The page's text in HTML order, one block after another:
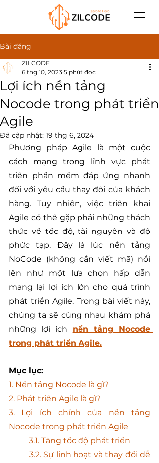
Bài đăng
Lợi ích nền tảng
Nocode trong phát triển
Agile
ZILCODE
6 thg 10, 2023 5 phút đọc
Đã cập nhật: 19 thg 6, 2024
Phương pháp Agile là một cuộc
cách mạng trong lĩnh vực phát
triển phần mềm đáp ứng nhanh
đối với yêu cầu thay đổi của khách
hàng. Tuy nhiên, việc triển khai
Agile có thể gặp phải những thách
thức về tốc độ, tài nguyên và độ
phức tạp. Đây là lúc nền tảng
NoCode (không cần viết mã) nổi
lên như một lựa chọn hấp dẫn
mang lại lợi ích lớn cho quá trình
phát triển Agile. Trong bài viết này,
chúng ta sẽ cùng nhau khám phá
những lợi ích nền tảng Nocode
trong phát triển Agile.
Mục lục:
1. Nền tảng Nocode là gì?
2. Phát triển Agile là gì?
3. Lợi ích chính của nền tảng
Nocode trong phát triển Agile
	3.1. Tăng tốc độ phát triển